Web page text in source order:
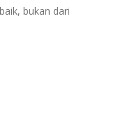
bukan dari